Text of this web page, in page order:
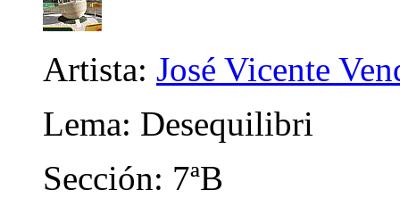
Artista: José Vicente
Lema: Desequilibri
Sección: 7ªB